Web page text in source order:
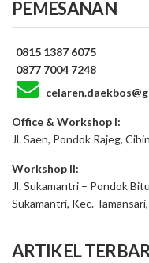
PEMESANAN
0815 1387 6075
0877 7004 7248
Office & Workshop I:
Jl. Saen, Pondok Rajeg,
Workshop II:
Jl. Sukamantri – Pondok
Sukamantri, Kec.
ARTIKEL